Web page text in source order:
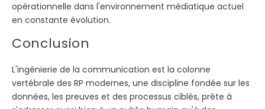
opérationnelle dans l'environnement médiatique actuel
en constante évolution.
Conclusion
L'ingénierie de la communication est la colonne
vertébrale des RP modernes, une discipline fondée sur les
données, les preuves et des processus ciblés, prête à